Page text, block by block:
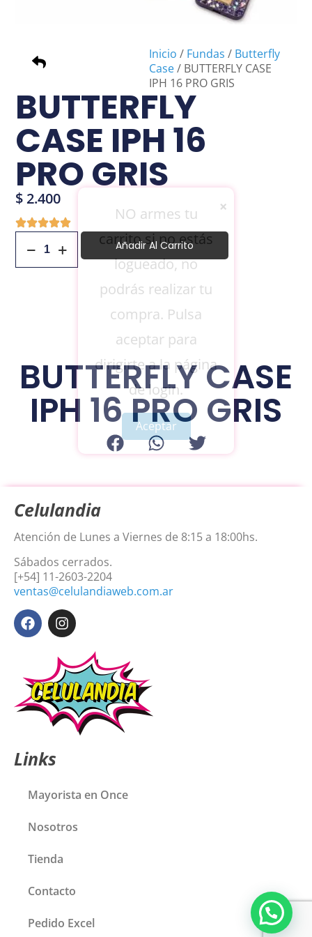
Inicio / Fundas / Butterfly
Case/ BUTTERFLY CASE
IPH 16 PRO GRIS
BUTTERFLY
CASE IPH 16
PRO GRIS
$2.400
Añadir Al Carrito
BUTTERFLY CASE
IPH 16 PRO GRIS
Celulandia
Atención de Lunes a Viernes de 8:15 a 18:00hs.
Sábados cerrados.
[+54] 11-2603-2204
ventas@celulandiaweb.com.ar
Links
Mayorista en Once
Nosotros
Tienda
Contacto
Pedido Excel
×
NO armes tu
carrito si no estás
logueado, no
podrás realizar tu
compra. Pulsa
aceptar para
dirigirte a la página
de login.
Aceptar